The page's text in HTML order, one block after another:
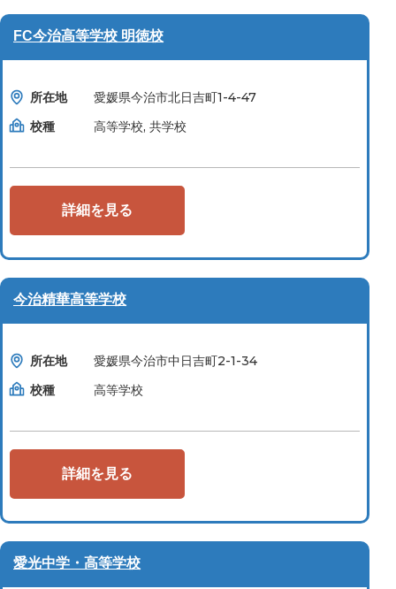
FC今治高等学校 明徳校
所在地
愛媛県今治市北日吉町1-4-47
校種
高等学校, 共学校
詳細を見る
今治精華高等学校
所在地
愛媛県今治市中日吉町2-1-34
校種
高等学校
詳細を見る
愛光中学・高等学校